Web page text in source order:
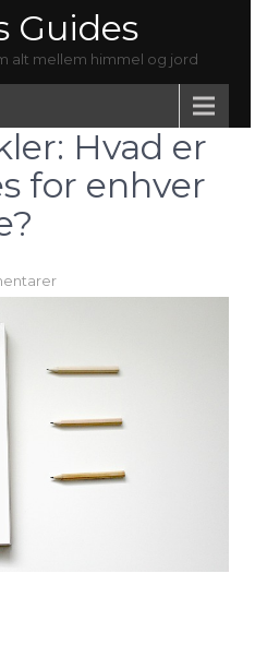
Guides
alt mellem himmel og jord
Hvad er
for enhver